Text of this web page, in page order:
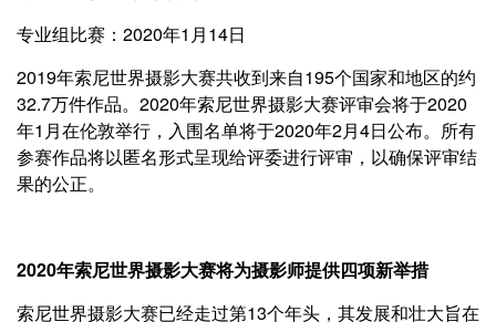
专业组比赛：2020年1月14日
2019年索尼世界摄影大赛共收到来自195个国家和地区的约
32.7万件作品。2020年索尼世界摄影大赛评审会将于2020
年1月在伦敦举行，入围名单将于2020年2月4日公布。所有
参赛作品将以匿名形式呈现给评委进行评审，以确保评审结
果的公正。
2020年索尼世界摄影大赛将为摄影师提供四项新举措
索尼世界摄影大赛已经走过第13个年头，其发展和壮大旨在